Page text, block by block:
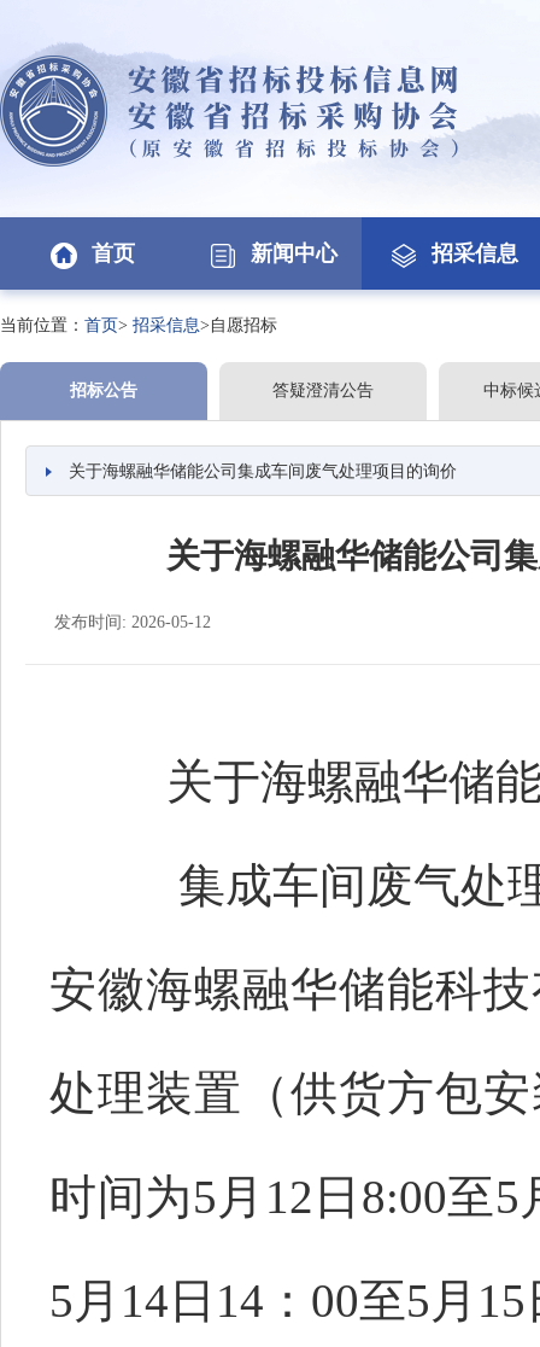
首页 新闻中心 招采信息
当前位置： 首页> 招采信息>自愿招标
招标公告 答疑澄清公告 中标候
关于海螺融华储能公司集成车间废气处理项目的询价
关于海螺融华储能公司
发布时间: 2026-05-12
关于海螺融华储
集成车间废气处
安徽海螺融华储能科
处理装置（供货方包
时间为5月12日8:00至
5月14日14：00至5月